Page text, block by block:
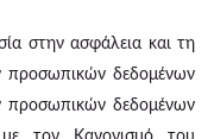
στην ασφάλεια και τη
προσωπικών δεδομένων
δεδομένων
τον Κανονισμό του